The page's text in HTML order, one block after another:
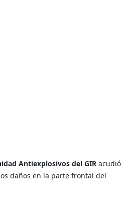
Antiexplosivos del GIRacudió
daños en la parte frontal del